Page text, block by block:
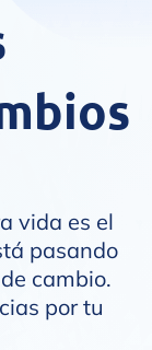
vida es el
pasando
cambio.
por tu